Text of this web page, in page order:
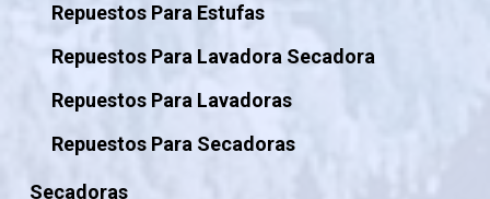
Repuestos Para Estufas
Repuestos Para Lavadora Secadora
Repuestos Para Lavadoras
Repuestos Para Secadoras
Secadoras